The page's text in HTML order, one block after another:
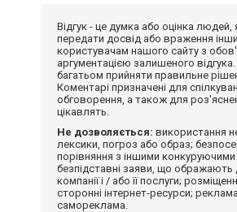
Відгук - це думка або оцінка людей,
передати досвід або враження
користувачам нашого сайту з
аргументацією залишеного
багатьом прийняти правильне
Коментарі призначені для
обговорення, а також для
цікавлять.
Не дозволяється: використання
лексики, погроз або образ;
порівняння з іншими конкуруючими
безпідставні заяви, що ображають
компанії і / або її послуги;
сторонні інтернет-ресурси;
самореклама.